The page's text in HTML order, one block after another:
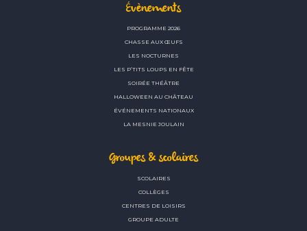
Évènements
PROGRAMME 2026
CHASSE AUX ŒUFS
LES NOCTURNES
LES P’TITS LOUPS EN FÊTE
SOIRÉE THÉÂTRE
HALLOWEEN AU CHÂTEAU
ÉVÉNEMENTS NATIONAUX
LA MESNIE JOULAIN
Groupes & scolaires
SCOLAIRES
COLLÈGES
CENTRES DE LOISIRS
GROUPE ADULTE